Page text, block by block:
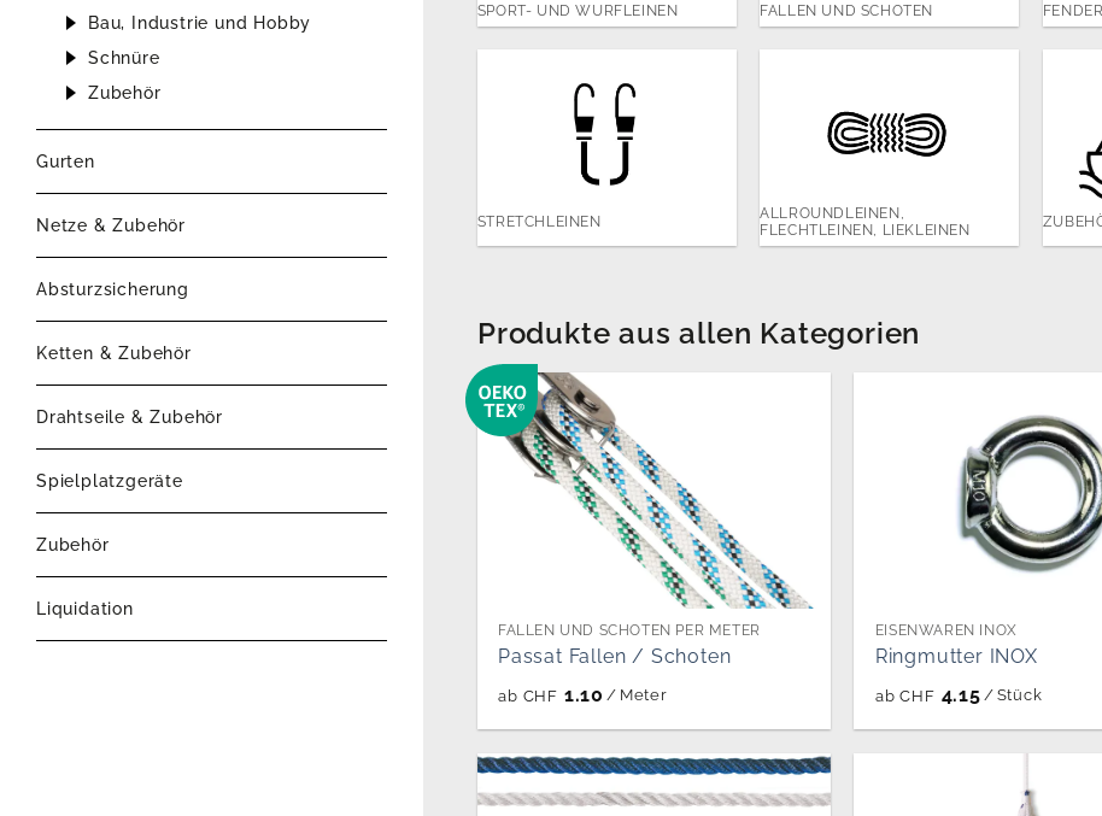
Bau, Industrie und Hobby
Schnüre
Zubehör
Gurten
Netze & Zubehör
Absturzsicherung
Ketten & Zubehör
Drahtseile & Zubehör
Spielplatzgeräte
Zubehör
Liquidation
SPORT- UND WURFLEINEN FALLEN UND SCHOTEN
STRETCHLEINEN
ALLROUNDLEINEN,
FLECHTLEINEN, LIEKLEINEN
Produkte aus allen Kategorien
FALLEN UND SCHOTEN PER METER
Passat Fallen / Schoten
ab CHF 1.10 / Meter
EISENWAREN INOX
Ringmutter INOX
ab CHF 4.15 / Stück